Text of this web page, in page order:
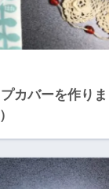
カバーを作りま